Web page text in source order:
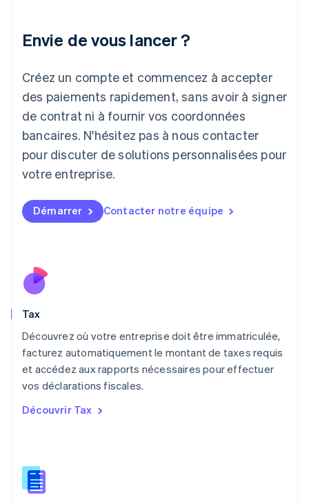
Envie de vous lancer ?
Créez un compte et commencez à accepter
des paiements rapidement, sans avoir à signer
de contrat ni à fournir vos coordonnées
bancaires. N'hésitez pas à nous contacter
pour discuter de solutions personnalisées pour
votre entreprise.
Démarrer Contacter notre équipe
Tax
Découvrez où votre entreprise doit être immatriculée,
facturez automatiquement le montant de taxes requis
et accédez aux rapports nécessaires pour effectuer
vos déclarations fiscales.
Découvrir Tax
English
Italie
Japon
日本語
Lettonie
English
Liechtenstein
DeutschEnglish
English
FrançaisDeutschEnglish
Malaisie
Mexique
Español
Nouvelle-Zélande
Pays-Bas
NederlandsEnglish
Pologne
Portugal
République tchèque
English